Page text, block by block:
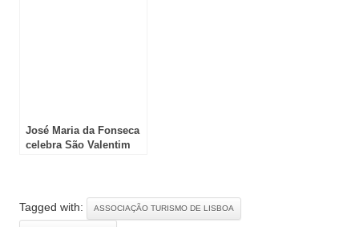
José Maria da Fonseca
celebra São Valentim
Tagged with: ASSOCIAÇÃO TURISMO DE LISBOA